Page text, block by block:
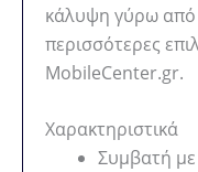
κάλυψη γύρω από
περισσότερες
MobileCenter.gr.
Χαρακτηριστικά
Συμβατή